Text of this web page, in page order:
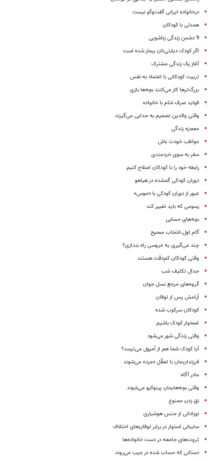
درخانواده ایرانی گفت‌وگو نیست
همدلی با کودکان
9 دشمن زندگی زناشویی
اگر کودک دیابتی‌تان بیمار شده است
آغاز یک زندگی مشترک
تربیت کودکانی با اعتماد به ‌نفس
بزرگ‌تر‌ها کار می‌کنند بچه‌ها بازی
فواید صرف شام با خانواده
وقتی والدین تصمیم به جدایی می‌گیرند
معجزه زندگی
مواظب خودت باش
سفر به سوی خردمندی
رابطه خود را با کودکان اصلاح کنیم
دوران کودکی ‌گمشده در هیاهو
عبور از دوران کودکی با «موس»
رسومی که باید تغییر کند
بچه‌های حسابی
گام اول،‌انتخاب صحیح
چند می‌گیری یه عروسی راه بندازی؟
وقتی کودکان کم‌دقت هستند
جدال تکلیف شب
گروه‌های مرجع نسل جوان
آرامش پس از توفان
کودکان سرکوب شده
غمخوار کودک باشیم
وقتی زندگی شور می‌شود
آیا کودک شما هم از آمپول می‌ترسد؟
فرزندان‌مان با تعقّل «مرد» می‌شوند
مادر آگاه
وقتی بچه‌هایمان پینوکیو می‌شوند
نق زدن ممنوع
نوزادانی از جنس هوشیاری
سایبانی استوار در برابر توفان‌های اختلاف
ثروت‌های جامعه در دست خانواده‌ها
دستانی که حساب شده در جیب می‌روند